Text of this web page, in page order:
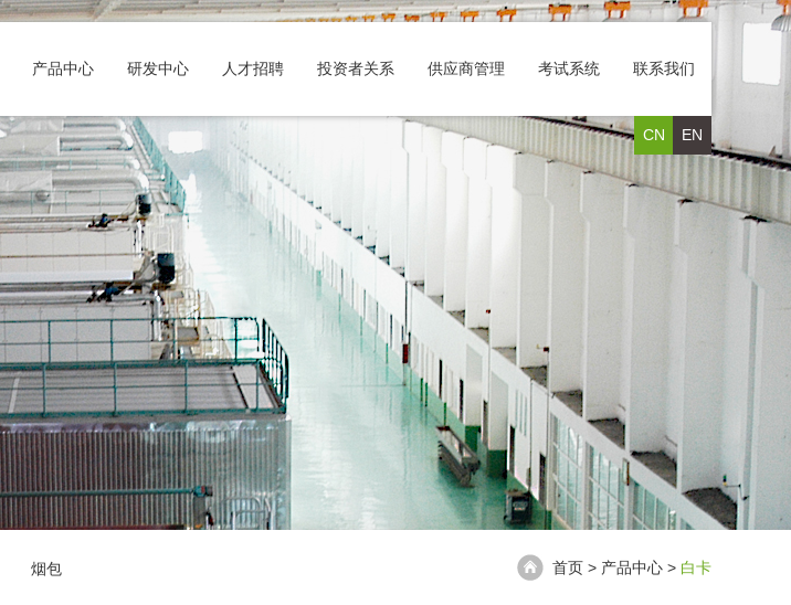
产品中心 研发中心 人才招聘 投资者关系 供应商管理 考试系统 联系我们
CN EN
烟包 首页 > 产品中心 > 白卡